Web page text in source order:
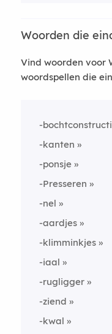
Woorden die
Vind woorden voor
woordspellen die
-
-kanten
-ponsje
-Presseren
-nel
-aardjes
-klimminkjes
-iaal
-rugligger
-ziend
-kwal